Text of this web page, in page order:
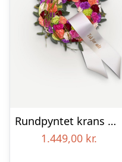
Rundpyntet krans med bånd
1.449,00 kr.